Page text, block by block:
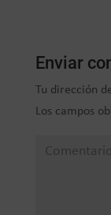
Enviar
Tu dirección
Los campos